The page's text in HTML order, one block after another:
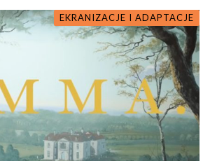
EKRANIZACJE I ADAPTACJE